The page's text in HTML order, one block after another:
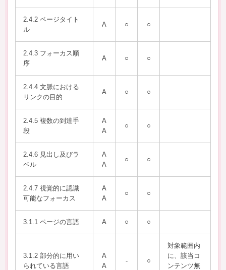
2.4.2 ページタイト
ル
A ○ ○
2.4.3 フォーカス順
序
A ○ ○
2.4.4 文脈における
リンクの目的
A ○ ○
2.4.5 複数の到達手
段
A
A
○ ○
2.4.6 見出し及びラ
ベル
A
A
○ ○
2.4.7 視覚的に認識
可能なフォーカス
A
A
○ ○
3.1.1 ページの言語 A ○ ○
3.1.2 部分的に用い
られている言語
A
A
- ○
対象範囲内
に、該当コ
ンテンツ無